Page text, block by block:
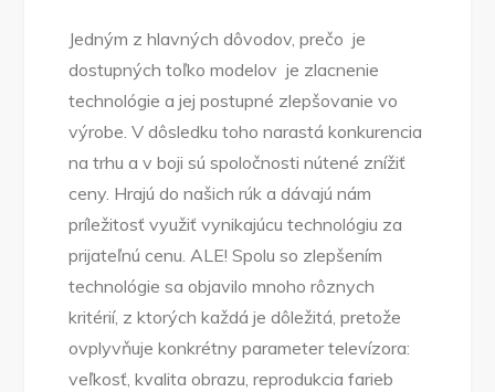
Jedným z hlavných dôvodov, prečo je
dostupných toľko modelov je zlacnenie
technológie a jej postupné zlepšovanie vo
výrobe. V dôsledku toho narastá konkurencia
na trhu a v boji sú spoločnosti nútené znížiť
ceny. Hrajú do našich rúk a dávajú nám
príležitosť využiť vynikajúcu technológiu za
prijateľnú cenu. ALE! Spolu so zlepšením
technológie sa objavilo mnoho rôznych
kritérií, z ktorých každá je dôležitá, pretože
ovplyvňuje konkrétny parameter televízora:
veľkosť, kvalita obrazu, reprodukcia farieb